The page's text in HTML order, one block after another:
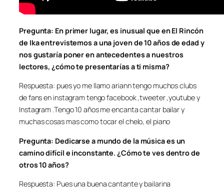
Pregunta: En primer lugar, es inusual que en El Rincón
de Ika entrevistemos a una joven de 10 años de edad y
nos gustaría poner en antecedentes a nuestros
lectores, ¿cómo te presentarías a ti misma?
Respuesta: pues yo me llamo ariann tengo muchos clubs
de fans en instagram tengo facebook ,tweeter ,youtube y
Instagram .Tengo 10 años me encanta cantar bailar y
muchas cosas mas como tocar el chelo, el piano
Pregunta: Dedicarse a mundo de la música es un
camino difícil e inconstante. ¿Cómo te ves dentro de
otros 10 años?
Respuesta: Pues una buena cantante y bailarina